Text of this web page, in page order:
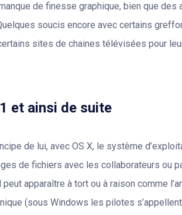
de finesse graphique, bien que des
soucis encore avec certains
sites de chaines télévisées pour
et ainsi de suite
de lui, avec OS X, le système
de fichiers avec les collaborateurs ou
apparaître à tort ou à raison comme
(sous Windows les pilotes